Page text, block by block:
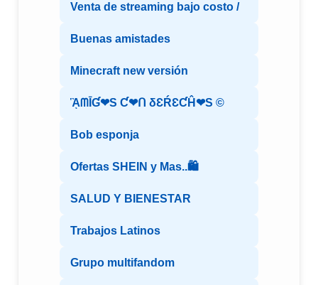
Venta de streaming bajo costo /
Buenas amistades
Minecraft new versión
ᾋᗰĪƓ❤S Ƈ❤ᑎ δƐŔƐƇĤ❤S ©️
Bob esponja
Ofertas SHEIN y Mas..🛍️
SALUD Y BIENESTAR
Trabajos Latinos
Grupo multifandom